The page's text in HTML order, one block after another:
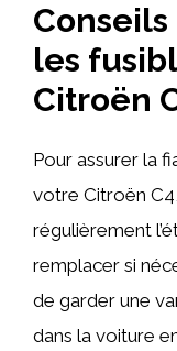
les
Citroën
Pour assurer la
votre Citroën
régulièrement
remplacer si
de garder une
dans la voiture